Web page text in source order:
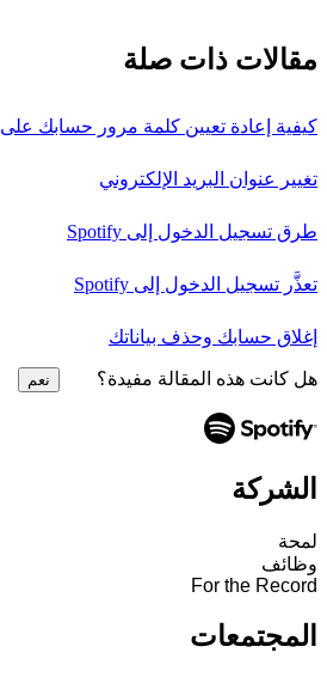
مقالات ذات صلة
كيفية إعادة تعيين كلمة مرور حسابك على Spotify أو تغييرها
تغيير عنوان البريد الإلكتروني
طرق تسجيل الدخول إلى Spotify
تعذَّر تسجيل الدخول إلى Spotify
إغلاق حسابك وحذف بياناتك
هل كانت هذه المقالة مفيدة؟ نعم
الشركة
لمحة
وظائف
For the Record
المجتمعات